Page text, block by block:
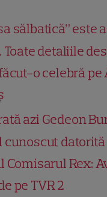
sălbatică” este
Toate detaliile
o celebră pe
azi Gedeon
cunoscut
Comisarul Rex:
pe TVR 2